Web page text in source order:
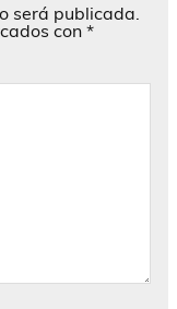
será publicada.
con *